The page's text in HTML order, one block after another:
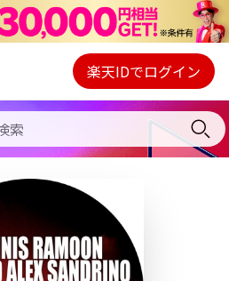
Webプレイヤー
ご契約内容の確認・変更
楽天IDでログイン